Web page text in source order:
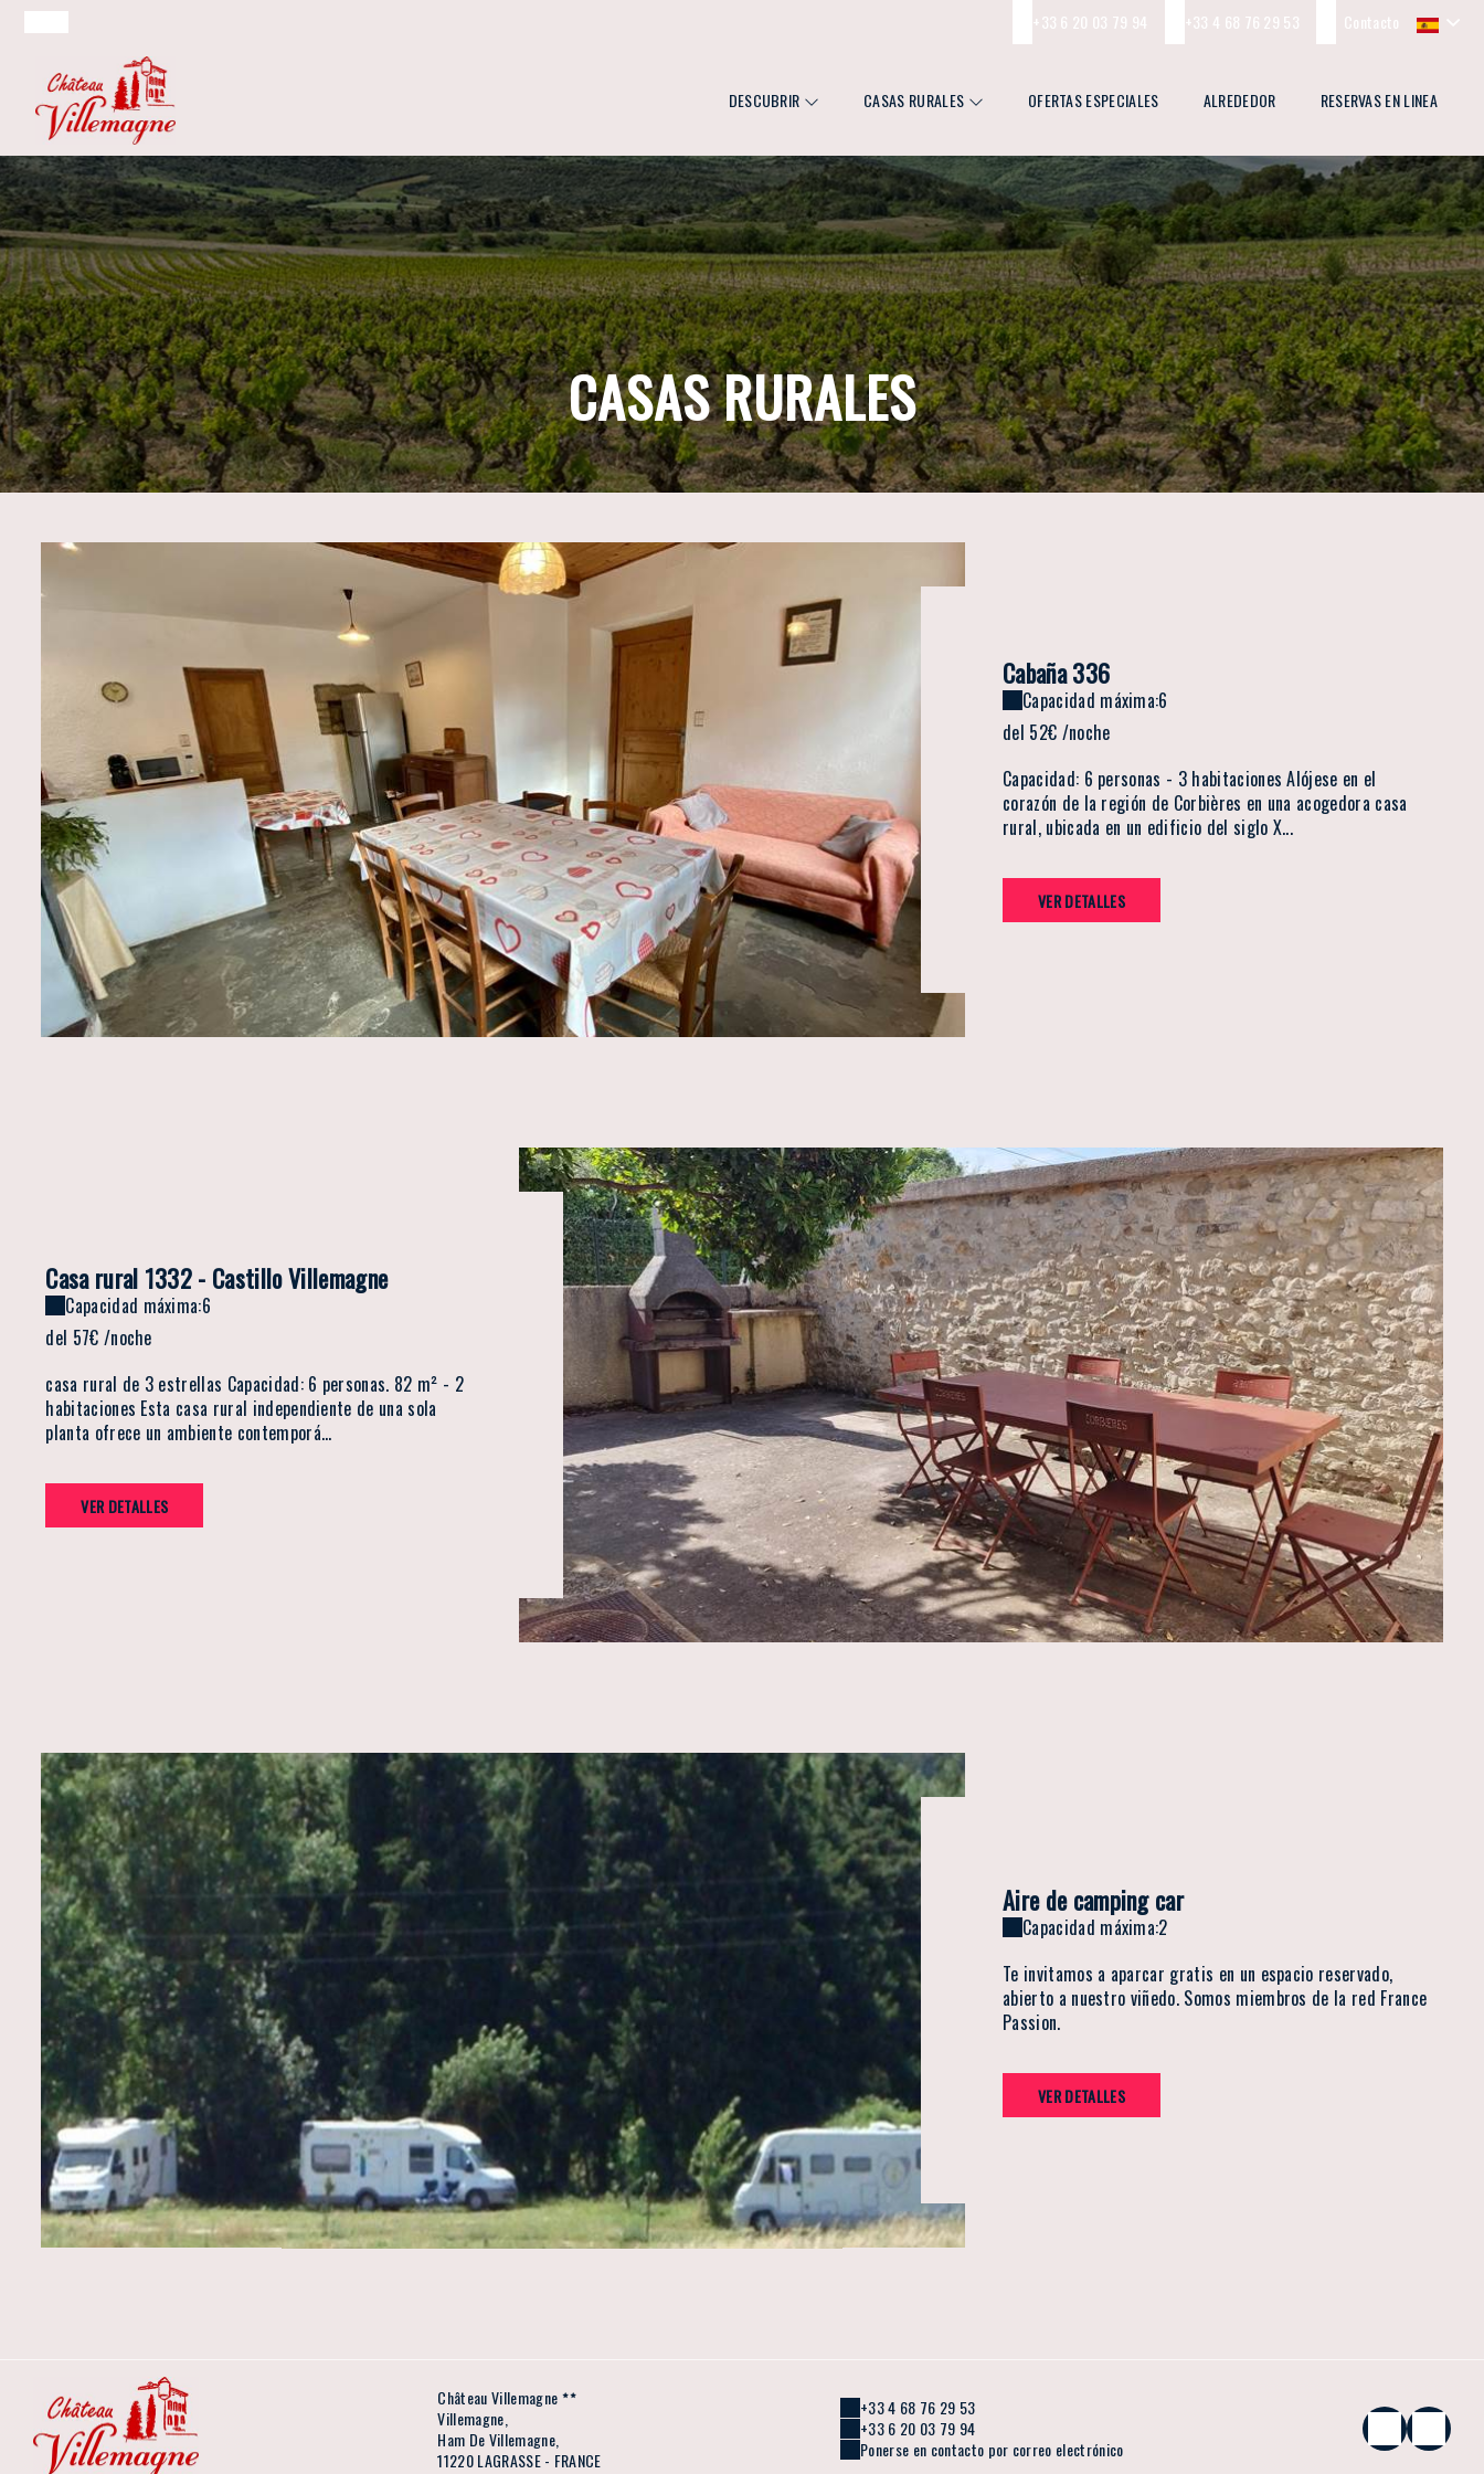
Contacto
+33 4 68 76 29 53
+33 6 20 03 79 94
DESCUBRIR CASAS RURALES OFERTAS ESPECIALES ALREDEDOR RESERVAS EN LINEA
CASAS RURALES
Cabaña 336
Capacidad máxima:6
del 52€ /noche
Capacidad: 6 personas - 3 habitaciones Alójese en el
corazón de la región de Corbières en una acogedora casa
rural, ubicada en un edificio del siglo X...
VER DETALLES
Casa rural 1332 - Castillo Villemagne
Capacidad máxima:6
del 57€ /noche
casa rural de 3 estrellas Capacidad: 6 personas. 82 m² - 2
habitaciones Esta casa rural independiente de una sola
planta ofrece un ambiente contemporá...
VER DETALLES
Aire de camping car
Capacidad máxima:2
Te invitamos a aparcar gratis en un espacio reservado,
abierto a nuestro viñedo. Somos miembros de la red France
Passion.
VER DETALLES
Château Villemagne
Villemagne,
Ham De Villemagne,
11220 LAGRASSE - FRANCE
+33 4 68 76 29 53
+33 6 20 03 79 94
Ponerse en contacto por correo electrónico